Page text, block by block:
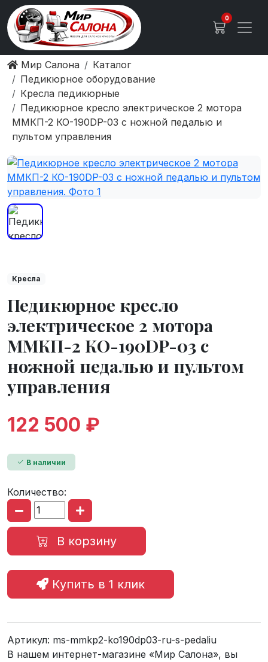
0
Мир Салона
Каталог
Педикюрное оборудование
Кресла педикюрные
Педикюрное кресло электрическое 2 мотора
ММКП-2 КО-190DP-03 с ножной педалью и
пультом управления
Кресла
Педикюрное кресло
электрическое 2 мотора
ММКП-2 КО-190DP-03 с
ножной педалью и пультом
управления
122 500 ₽
В наличии
Количество:
В корзину
Купить в 1 клик
Артикул: ms-mmkp2-ko190dp03-ru-s-pedaliu
В нашем интернет-магазине «Мир Салона», вы